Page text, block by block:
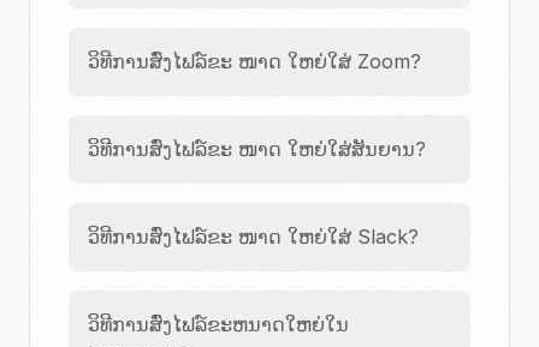
ວິທີການສົ່ງໄຟລ໌ຂະ ໜາດ ໃຫຍ່ໃສ່ Zoom?
ວິທີການສົ່ງໄຟລ໌ຂະ ໜາດ ໃຫຍ່ໃສ່ສັນຍານ?
ວິທີການສົ່ງໄຟລ໌ຂະ ໜາດ ໃຫຍ່ໃສ່ Slack?
ວິທີການສົ່ງໄຟລ໌ຂະຫນາດໃຫຍ່ໃນ